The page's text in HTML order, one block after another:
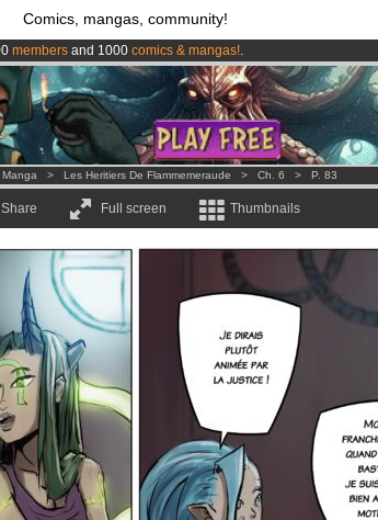
Comics, mangas, community!
members and 1000 comics & mangas!.
is now LIVE!.
from3.95 euros per month !Get membership now
Manga > Les Heritiers De Flammemeraude > Ch. 6 > P. 83
Share Full screen Thumbnails